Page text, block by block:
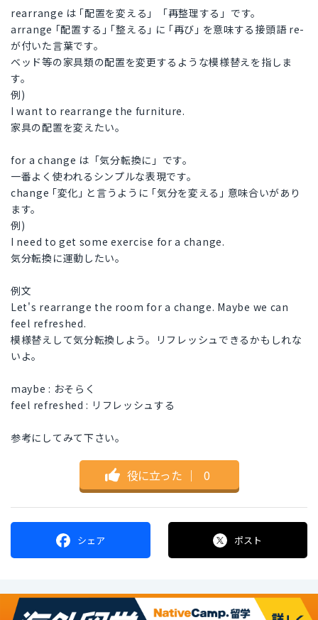
rearrange は ｢配置を変える」「再整理する」です。
arrange ｢配置する｣ ｢整える｣ に ｢再び｣ を意味する接頭語 re-
が付いた言葉です。
ベッド等の家具類の配置を変更するような模様替えを指しま
す。
例)
I want to rearrange the furniture.
家具の配置を変えたい。
for a change は「気分転換に」です。
一番よく使われるシンプルな表現です。
change ｢変化｣ と言うように ｢気分を変える｣ 意味合いがあり
ます。
例)
I need to get some exercise for a change.
気分転換に運動したい。
例文
Let's rearrange the room for a change. Maybe we can
feel refreshed.
模様替えして気分転換しよう。リフレッシュできるかもしれな
いよ。
maybe : おそらく
feel refreshed : リフレッシュする
参考にしてみて下さい。
役に立った ｜ 0
シェア ポスト